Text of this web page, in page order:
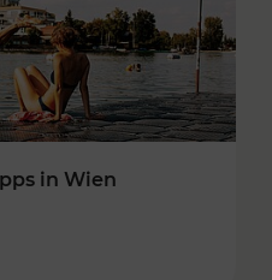
in Wien